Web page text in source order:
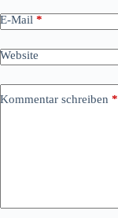
E-Mail *
Website
Kommentar schreiben *